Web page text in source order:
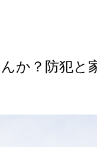
か？防犯と